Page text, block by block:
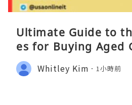
Ultimate Guide to
es for Buying Aged
s
Whitley Kim 1小時前